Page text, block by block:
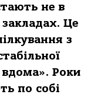
не в
Це
з
вдома». Роки
по собі